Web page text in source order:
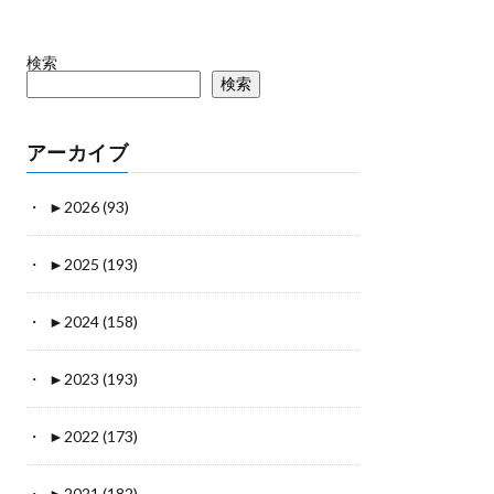
検索
検索
アーカイブ
► 2026 (93)
► 2025 (193)
► 2024 (158)
► 2023 (193)
► 2022 (173)